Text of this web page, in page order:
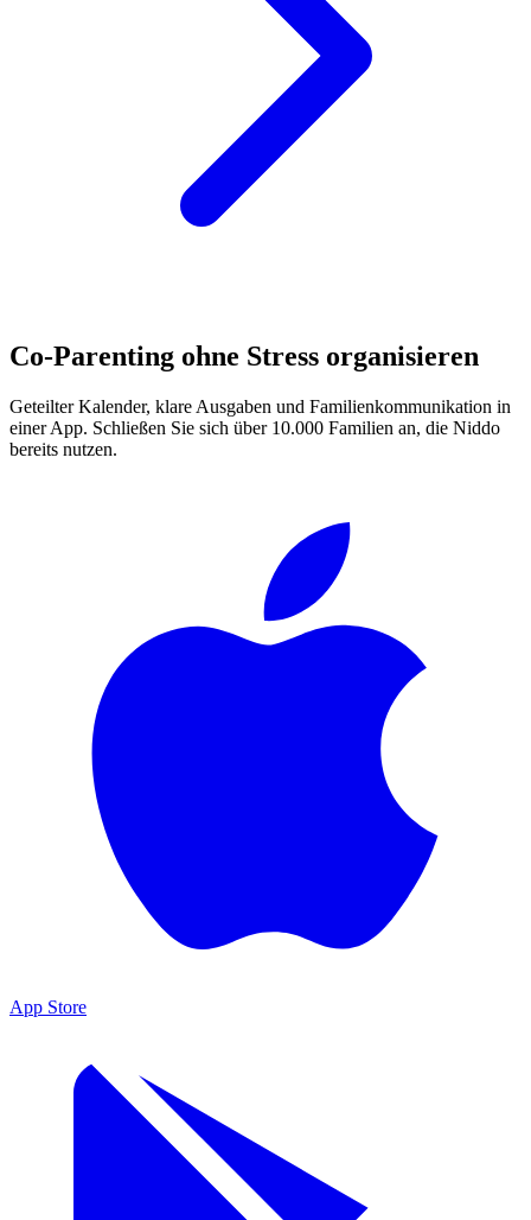
Co-Parenting ohne Stress organisieren
Geteilter Kalender, klare Ausgaben und Familienkommunikation in
einer App. Schließen Sie sich über 10.000 Familien an, die Niddo
bereits nutzen.
App Store